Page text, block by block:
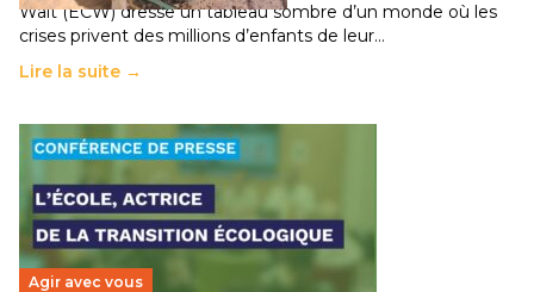
Wait (ECW) dresse un tableau sombre d’un monde où les
crises privent des millions d’enfants de leur…
Lire la suite →
Agir avec vous